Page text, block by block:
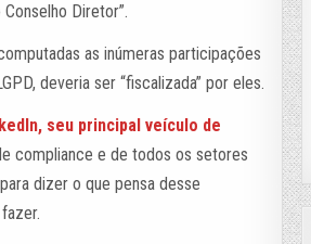
Diretor”.
as inúmeras participações
deveria ser “fiscalizada” por eles.
seu principal veículo de
compliance e de todos os setores
dizer o que pensa desse